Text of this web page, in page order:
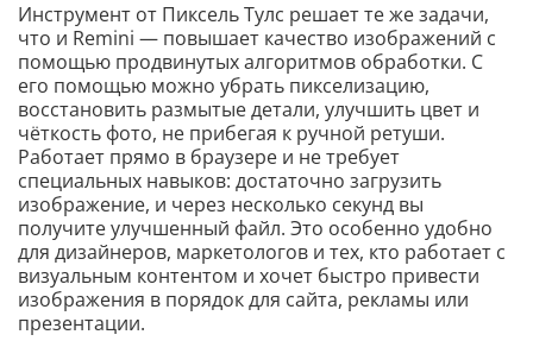
Инструмент от Пиксель Тулс решает те же задачи,
что и Remini — повышает качество изображений с
помощью продвинутых алгоритмов обработки. С
его помощью можно убрать пикселизацию,
восстановить размытые детали, улучшить цвет и
чёткость фото, не прибегая к ручной ретуши.
Работает прямо в браузере и не требует
специальных навыков: достаточно загрузить
изображение, и через несколько секунд вы
получите улучшенный файл. Это особенно удобно
для дизайнеров, маркетологов и тех, кто работает с
визуальным контентом и хочет быстро привести
изображения в порядок для сайта, рекламы или
презентации.